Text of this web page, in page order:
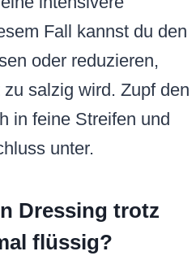
Fall kannst du den
oder reduzieren,
salzig wird. Zupf den
in feine Streifen und
unter.
Dressing trotz
flüssig?